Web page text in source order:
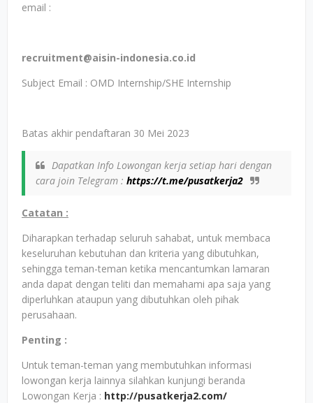
email :
recruitment@aisin-indonesia.co.id
Subject Email : OMD Internship/SHE Internship
Batas akhir pendaftaran 30 Mei 2023
Dapatkan Info Lowongan kerja setiap hari dengan
cara join Telegram : https://t.me/pusatkerja2
Catatan :
Diharapkan terhadap seluruh sahabat, untuk membaca
keseluruhan kebutuhan dan kriteria yang dibutuhkan,
sehingga teman-teman ketika mencantumkan lamaran
anda dapat dengan teliti dan memahami apa saja yang
diperluhkan ataupun yang dibutuhkan oleh pihak
perusahaan.
Penting :
Untuk teman-teman yang membutuhkan informasi
lowongan kerja lainnya silahkan kunjungi beranda
Lowongan Kerja : http://pusatkerja2.com/